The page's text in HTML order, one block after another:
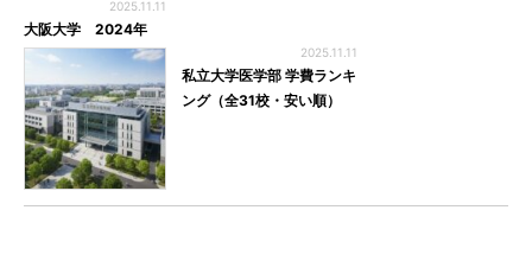
2025.11.11
大阪大学 2024年
2025.11.11
私立大学医学部 学費ランキ
ング（全31校・安い順）